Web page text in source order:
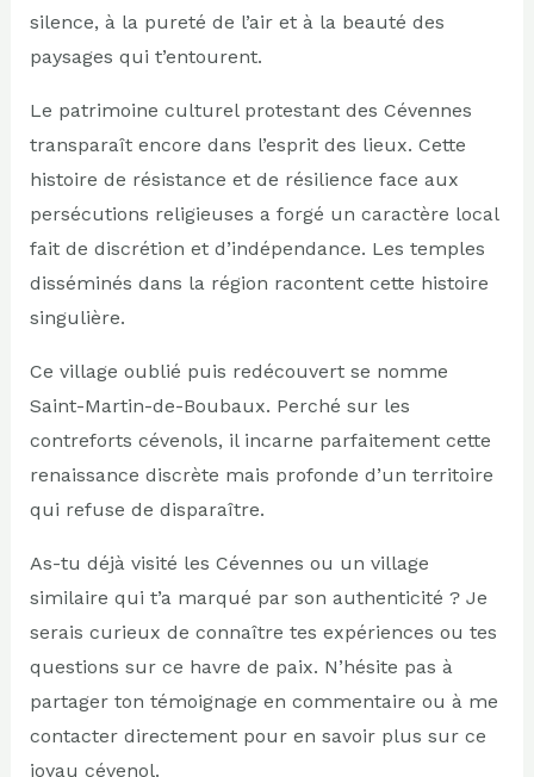
silence, à la pureté de l’air et à la beauté des
paysages qui t’entourent.
Le patrimoine culturel protestant des Cévennes
transparaît encore dans l’esprit des lieux. Cette
histoire de résistance et de résilience face aux
persécutions religieuses a forgé un caractère local
fait de discrétion et d’indépendance. Les temples
disséminés dans la région racontent cette histoire
singulière.
Ce village oublié puis redécouvert se nomme
Saint-Martin-de-Boubaux. Perché sur les
contreforts cévenols, il incarne parfaitement cette
renaissance discrète mais profonde d’un territoire
qui refuse de disparaître.
As-tu déjà visité les Cévennes ou un village
similaire qui t’a marqué par son authenticité ? Je
serais curieux de connaître tes expériences ou tes
questions sur ce havre de paix. N’hésite pas à
partager ton témoignage en commentaire ou à me
contacter directement pour en savoir plus sur ce
joyau cévenol.